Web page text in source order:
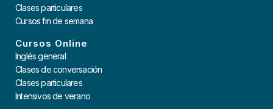
Clases particulares
Cursos fin de semana
Cursos Online
Inglés general
Clases de conversación
Clases particulares
Intensivos de verano